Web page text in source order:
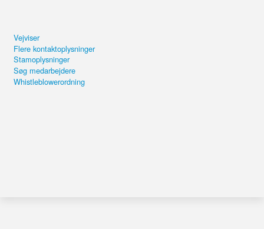
Vejviser
Flere kontaktoplysninger
Stamoplysninger
Søg medarbejdere
Whistleblowerordning